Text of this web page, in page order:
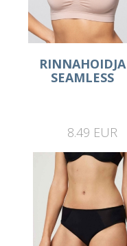
RINNAHOIDJA
SEAMLESS
8.49 EUR